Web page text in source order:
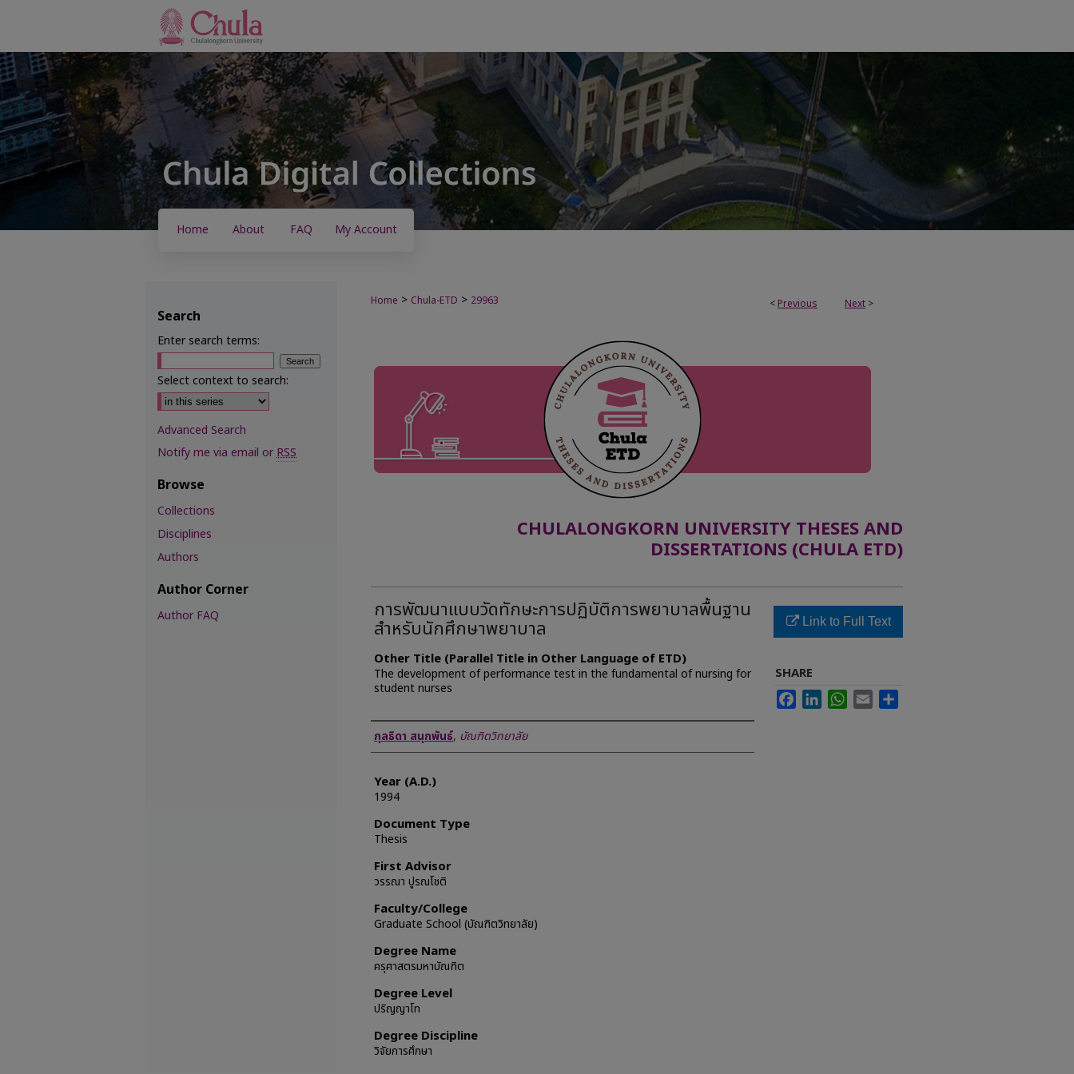
Home About FAQ My Account
< Previous Next >
Home > Chula-ETD > 29963
CHULALONGKORN UNIVERSITY THESES AND
DISSERTATIONS (CHULA ETD)
การพัฒนาแบบวัดทักษะการปฏิบัติการพยาบาลพื้นฐาน
สำหรับนักศึกษาพยาบาล
Other Title (Parallel Title in Other Language of ETD)
The development of performance test in the fundamental of nursing for
student nurses
Author
กุลธิดา สนุกพันธ์, บัณฑิตวิทยาลัย
Year (A.D.)
1994
Document Type
Thesis
First Advisor
วรรณา ปูรณโชติ
Faculty/College
Graduate School (บัณฑิตวิทยาลัย)
Degree Name
ครุศาสตรมหาบัณฑิต
Degree Level
ปริญญาโท
Degree Discipline
วิจัยการศึกษา
Link to Full Text
SHARE
FacebookLinkedInWhatsApp
Email
Search
Enter search terms:
Select context to search:
Advanced Search
Notify me via email or RSS
Browse
Collections
Disciplines
Authors
Author Corner
Author FAQ